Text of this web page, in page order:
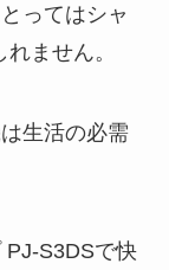
ってはシャ
ません。
生活の必需
PJ-S3DSで快